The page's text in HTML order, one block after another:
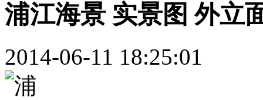
浦江海景 实景图 外立
2014-06-11 18:25:01